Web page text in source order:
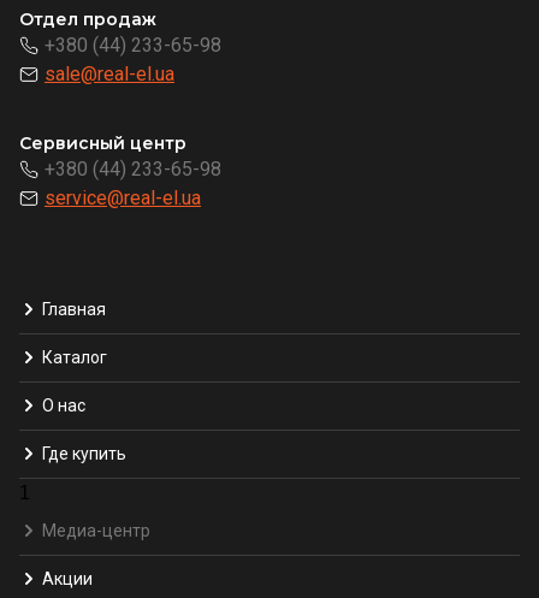
Отдел продаж
+380 (44) 233-65-98
sale@real-el.ua
Сервисный центр
+380 (44) 233-65-98
service@real-el.ua
Главная
Каталог
О нас
Где купить
1
Медиа-центр
Акции